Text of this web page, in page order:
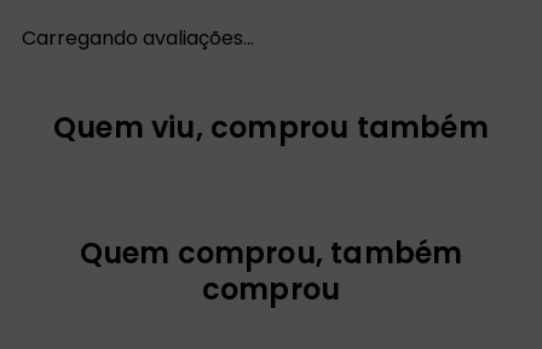
Carregando avaliações…
Quem viu, comprou também
Quem comprou, também
comprou